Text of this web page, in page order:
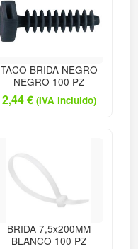
TACO BRIDA NEGRO
NEGRO 100 PZ
2,44€ (IVA incluido)
BRIDA 7,5x200MM
BLANCO 100 PZ